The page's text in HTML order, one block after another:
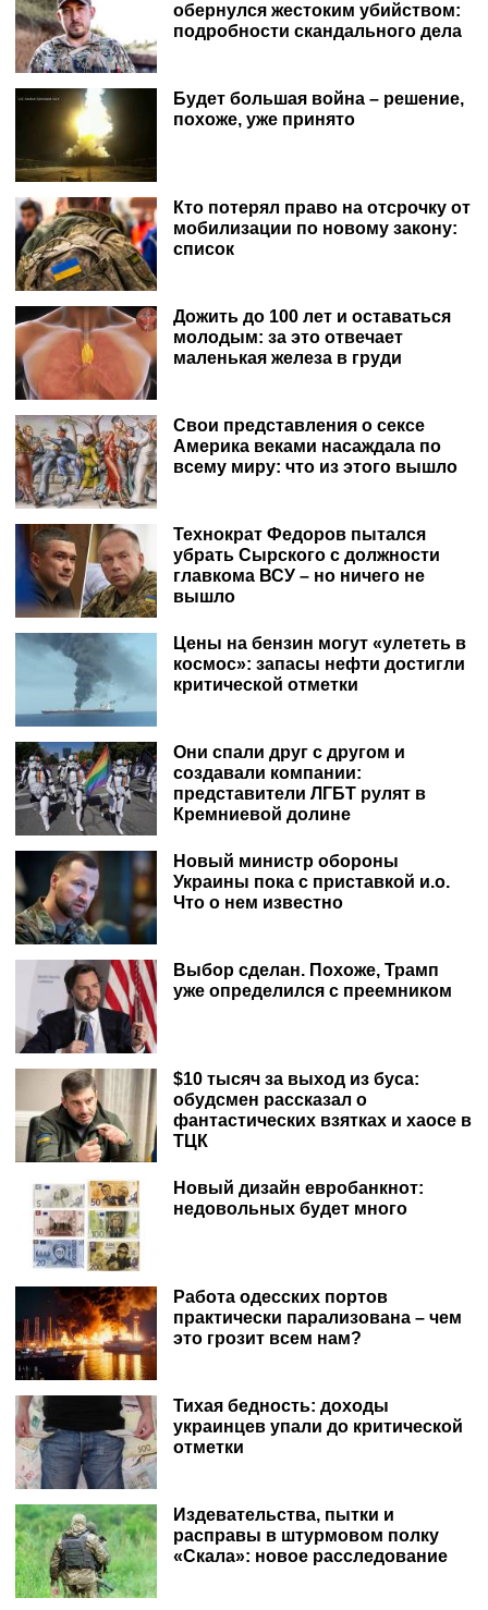
обернулся жестоким убийством:
подробности скандального дела
Будет большая война – решение,
похоже, уже принято
Кто потерял право на отсрочку от
мобилизации по новому закону:
список
Дожить до 100 лет и оставаться
молодым: за это отвечает
маленькая железа в груди
Свои представления о сексе
Америка веками насаждала по
всему миру: что из этого вышло
Технократ Федоров пытался
убрать Сырского с должности
главкома ВСУ – но ничего не
вышло
Цены на бензин могут «улететь в
космос»: запасы нефти достигли
критической отметки
Они спали друг с другом и
создавали компании:
представители ЛГБТ рулят в
Кремниевой долине
Новый министр обороны
Украины пока с приставкой и.о.
Что о нем известно
Выбор сделан. Похоже, Трамп
уже определился с преемником
$10 тысяч за выход из буса:
обудсмен рассказал о
фантастических взятках и хаосе в
ТЦК
Новый дизайн евробанкнот:
недовольных будет много
Работа одесских портов
практически парализована – чем
это грозит всем нам?
Тихая бедность: доходы
украинцев упали до критической
отметки
Издевательства, пытки и
расправы в штурмовом полку
«Скала»: новое расследование